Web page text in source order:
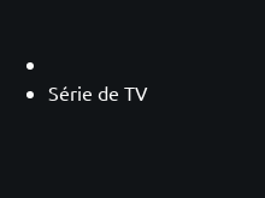
Série de TV